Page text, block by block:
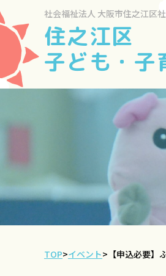
社会福祉法人 大阪市住之江区
住之江区
子ども・子
TOP>イベント> 【申込必要】